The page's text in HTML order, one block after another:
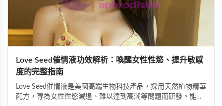
Love Seed催情液功效解析：喚醒女性性慾、提升敏感
度的完整指南
Love Seed催情液是美國高端生物科技產品，採用天然植物精華
配方，專為女性性慾減退、難以達到高潮等問題而研發。能迅